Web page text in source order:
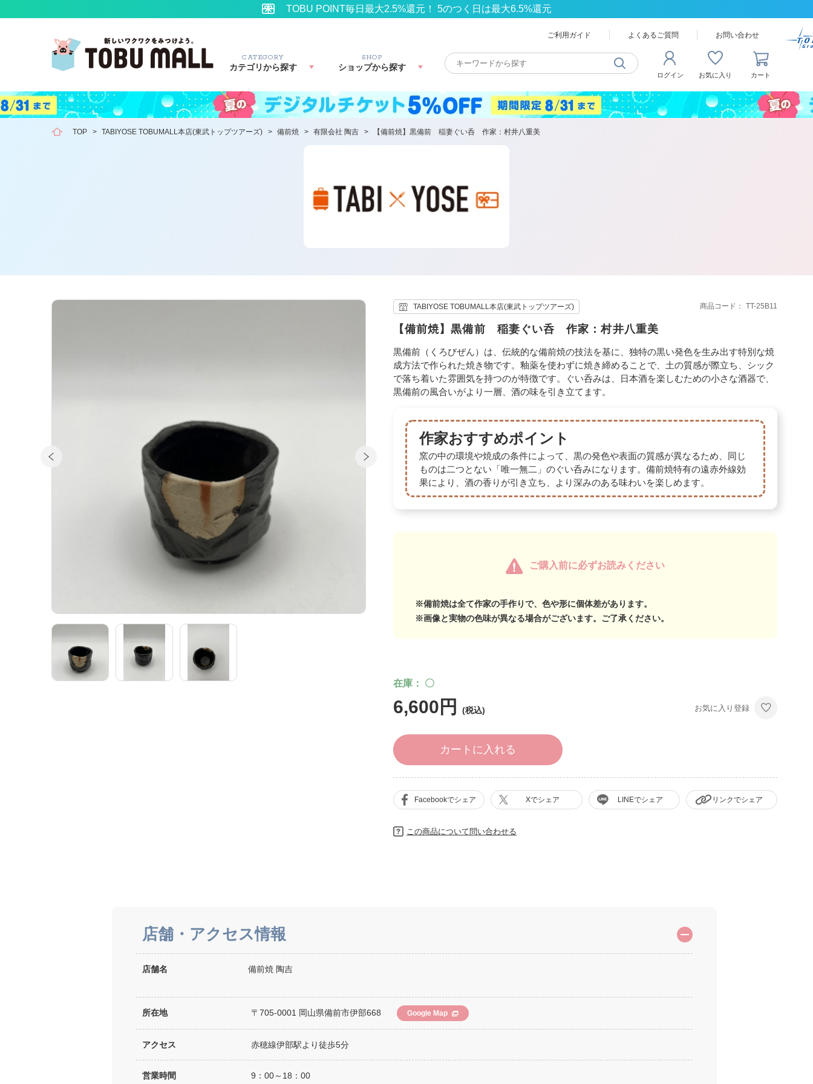
TOBU POINT毎日最大2.5%還元！ 5のつく日は最大6.5%還元
ご利用ガイド よくあるご質問 お問い合わせ
CATEGORY
カテゴリから探す
SHOP
ショップから探す
ログイン お気に入り カート
TOP > TABIYOSE TOBUMALL本店(東武トップツアーズ) > 備前焼 > 有限会社 陶吉 > 【備前焼】黒備前 稲妻ぐい呑 作家：村井八重美
【備前焼】黒備前 稲妻ぐい呑 作家：村井八重美
在庫 〇
6,600円 お気に入り登録
カートに入れる
TABIYOSE TOBUMALL本店(東武トップツアーズ) 商品コード TT-25B11
黒備前（くろびぜん）は、伝統的な備前焼の技法を基に、独特の黒い発色を生み出す特別な焼
成方法で作られた焼き物です。釉薬を使わずに焼き締めることで、土の質感が際立ち、シック
で落ち着いた雰囲気を持つのが特徴です。ぐい呑みは、日本酒を楽しむための小さな酒器で、
黒備前の風合いがより一層、酒の味を引き立てます。
作家おすすめポイント
窯の中の環境や焼成の条件によって、黒の発色や表面の質感が異なるため、同じ
ものは二つとない「唯一無二」のぐい呑みになります。備前焼特有の遠赤外線効
果により、酒の香りが引き立ち、より深みのある味わいを楽しめます。
ご購入前に必ずお読みください
※備前焼は全て作家の手作りで、色や形に個体差があります。
※画像と実物の色味が異なる場合がございます。ご了承ください。
この商品について問い合わせる
Facebookでシェア Xでシェア LINEでシェア リンクでシェア
店舗・アクセス情報
店舗名 備前焼 陶吉
所在地 〒705-0001 岡山県備前市伊部668 Google Map
アクセス 赤穂線伊部駅より徒歩5分
営業時間 9：00～18：00